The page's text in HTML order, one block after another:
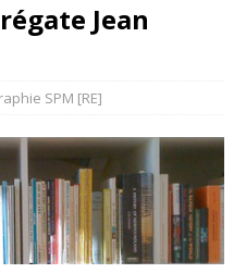
Jean
SPM [RE]